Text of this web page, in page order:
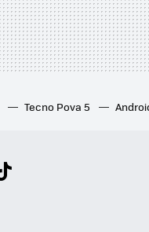
Tecno Pova 5